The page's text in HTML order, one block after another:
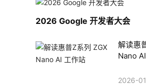
2026 Google 开发者大会
解读惠
Nano
2026-